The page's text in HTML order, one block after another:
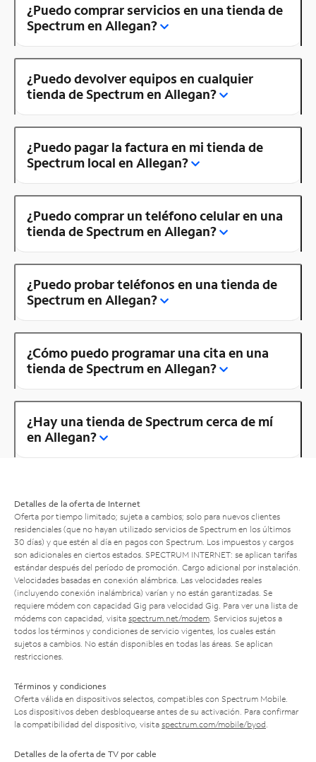
¿Puedo comprar servicios en una tienda de
Spectrum en Allegan?
¿Puedo devolver equipos en cualquier
tienda de Spectrum en Allegan?
¿Puedo pagar la factura en mi tienda de
Spectrum local en Allegan?
¿Puedo comprar un teléfono celular en una
tienda de Spectrum en Allegan?
¿Puedo probar teléfonos en una tienda de
Spectrum en Allegan?
¿Cómo puedo programar una cita en una
tienda de Spectrum en Allegan?
¿Hay una tienda de Spectrum cerca de mí
en Allegan?
Detalles de la oferta de Internet
Oferta por tiempo limitado; sujeta a cambios; solo para nuevos clientes
residenciales (que no hayan utilizado servicios de Spectrum en los últimos
30 días) y que estén al día en pagos con Spectrum. Los impuestos y cargos
son adicionales en ciertos estados. SPECTRUM INTERNET: se aplican tarifas
estándar después del período de promoción. Cargo adicional por instalación.
Velocidades basadas en conexión alámbrica. Las velocidades reales
(incluyendo conexión inalámbrica) varían y no están garantizadas. Se
requiere módem con capacidad Gig para velocidad Gig. Para ver una lista de
módems con capacidad, visita spectrum.net/modem . Servicios sujetos a
todos los términos y condiciones de servicio vigentes, los cuales están
sujetos a cambios. No están disponibles en todas las áreas. Se aplican
restricciones.
Términos y condiciones
Oferta válida en dispositivos selectos, compatibles con Spectrum Mobile.
Los dispositivos deben desbloquearse antes de su activación. Para confirmar
la compatibilidad del dispositivo, visita spectrum.com/mobile/byod
Detalles de la oferta de TV por cable